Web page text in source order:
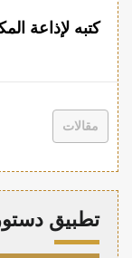
كتبه لإذاعة
مقالات
تطبيق